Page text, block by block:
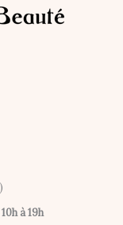
à 19h